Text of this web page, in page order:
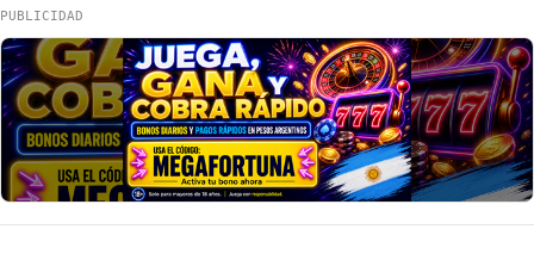
PUBLICIDAD